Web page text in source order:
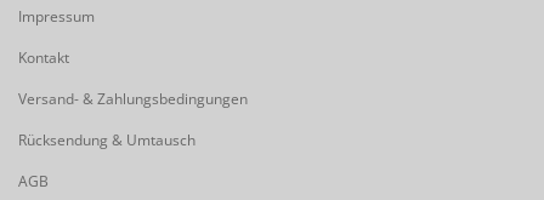
Impressum
Kontakt
Versand- & Zahlungsbedingungen
Rücksendung & Umtausch
AGB